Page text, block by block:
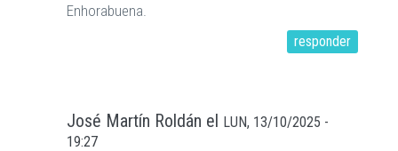
Enhorabuena.
responder
José Martín Roldán el LUN, 13/10/2025 -
19:27